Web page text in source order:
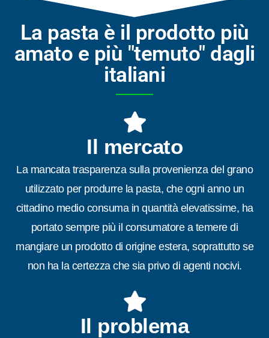
La pasta è il prodotto più
amato e più "temuto" dagli
italiani
Il mercato
La mancata trasparenza sulla provenienza del grano
utilizzato per produrre la pasta, che ogni anno un
cittadino medio consuma in quantità elevatissime, ha
portato sempre più il consumatore a temere di
mangiare un prodotto di origine estera, soprattutto se
non ha la certezza che sia privo di agenti nocivi.
Il problema